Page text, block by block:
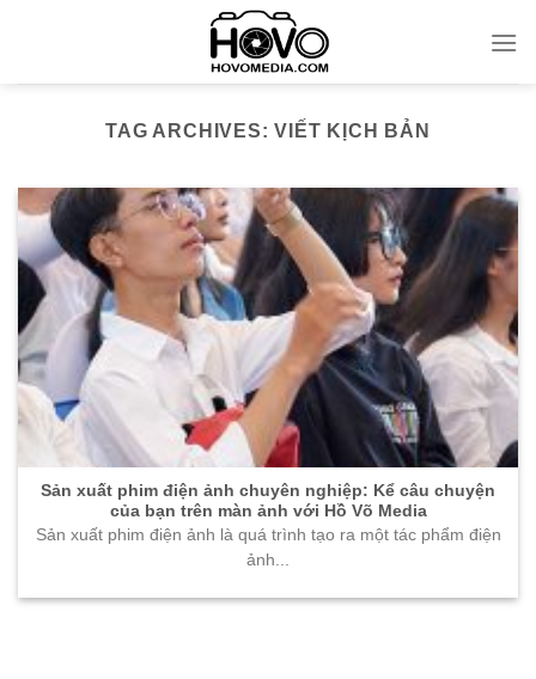
TAG ARCHIVES:VIẾT KỊCH BẢN
Sản xuất phim điện ảnh chuyên nghiệp: Kể câu chuyện
của bạn trên màn ảnh với Hồ Võ Media
Sản xuất phim điện ảnh là quá trình tạo ra một tác phẩm điện
ảnh...